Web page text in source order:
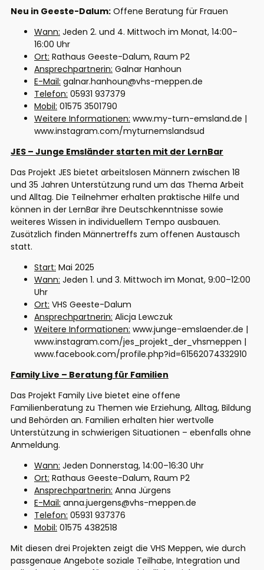
Neu in Geeste-Dalum: Offene Beratung für Frauen
Wann: Jeden 2. und 4. Mittwoch im Monat, 14:00–
16:00 Uhr
Ort: Rathaus Geeste-Dalum, Raum P2
Ansprechpartnerin: Galnar Hanhoun
E-Mail: galnar.hanhoun@vhs-meppen.de
Telefon: 05931 937379
Mobil: 01575 3501790
Weitere Informationen: www.my-turn-emsland.de |
www.instagram.com/myturnemslandsud
JES – Junge Emsländer starten mit der LernBar
Das Projekt JES bietet arbeitslosen Männern zwischen 18
und 35 Jahren Unterstützung rund um das Thema Arbeit
und Alltag. Die Teilnehmer erhalten praktische Hilfe und
können in der LernBar ihre Deutschkenntnisse sowie
weiteres Wissen in individuellem Tempo ausbauen.
Zusätzlich finden Männertreffs zum offenen Austausch
statt.
Start: Mai 2025
Wann: Jeden 1. und 3. Mittwoch im Monat, 9:00–12:00
Uhr
Ort: VHS Geeste-Dalum
Ansprechpartnerin: Alicja Lewczuk
Weitere Informationen: www.junge-emslaender.de |
www.instagram.com/jes_projekt_der_vhsmeppen |
www.facebook.com/profile.php?id=61562074332910
Family Live – Beratung für Familien
Das Projekt Family Live bietet eine offene
Familienberatung zu Themen wie Erziehung, Alltag, Bildung
und Behörden an. Familien erhalten hier wertvolle
Unterstützung in schwierigen Situationen – ebenfalls ohne
Anmeldung.
Wann: Jeden Donnerstag, 14:00–16:30 Uhr
Ort: Rathaus Geeste-Dalum, Raum P2
Ansprechpartnerin: Anna Jürgens
E-Mail: anna.juergens@vhs-meppen.de
Telefon: 05931 937376
Mobil: 01575 4382518
Mit diesen drei Projekten zeigt die VHS Meppen, wie durch
passgenaue Angebote soziale Teilhabe, Integration und